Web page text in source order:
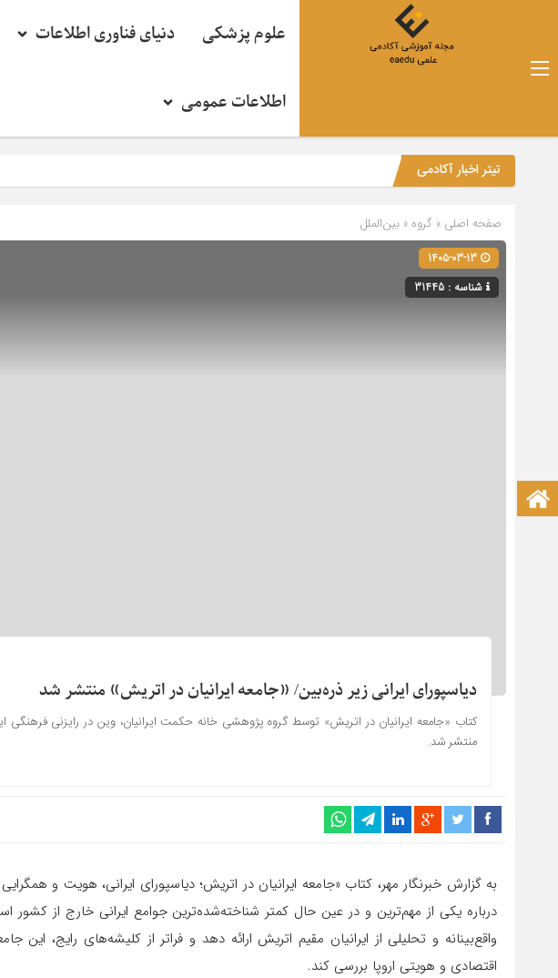
علوم پزشکی دنیای فناوری اطلاعات
اطلاعات عمومی
تیتر اخبار آکادمی
صفحه اصلی » گروه » بین‌الملل
شناسه : 31445
دیاسپورای ایرانی زیر ذره‌بین/ «جامعه ایرانیان در اتریش» منتشر شد
کتاب «جامعه ایرانیان در اتریش» توسط گروه پژوهشی خانه حکمت ایرانیان، وین در رایزنی فرهنگی
منتشر شد.
به گزارش خبرنگار مهر، کتاب «جامعه ایرانیان در اتریش؛ دیاسپورای ایرانی، هویت و
درباره یکی از مهم‌ترین و در عین حال کمتر شناخته‌شده‌ترین جوامع ایرانی خارج از
واقع‌بینانه و تحلیلی از ایرانیان مقیم اتریش ارائه دهد و فراتر از کلیشه‌های رایج، این
اقتصادی و هویتی اروپا بررسی کند.